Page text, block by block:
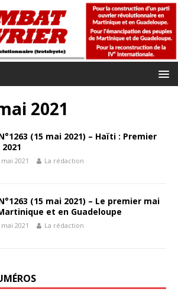
2021
(15 mai 2021) – Haïti : Premier
mai 2021 La rédaction
(15 mai 2021) – Le premier mai
et en Guadeloupe
mai 2021 La rédaction